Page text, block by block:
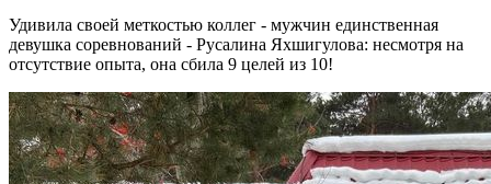
Удивила своей меткостью коллег - мужчин единственная
девушка соревнований - Русалина Яхшигулова: несмотря на
отсутствие опыта, она сбила 9 целей из 10!